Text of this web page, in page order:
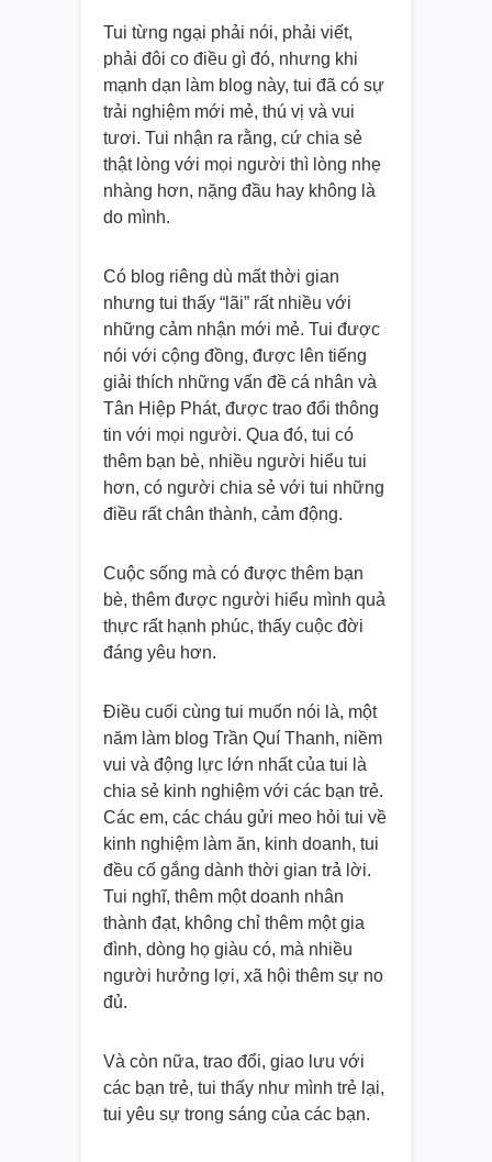
Tui từng ngại phải nói, phải viết,
phải đôi co điều gì đó, nhưng khi
mạnh dạn làm blog này, tui đã có sự
trải nghiệm mới mẻ, thú vị và vui
tươi. Tui nhận ra rằng, cứ chia sẻ
thật lòng với mọi người thì lòng nhẹ
nhàng hơn, nặng đầu hay không là
do mình.
Có blog riêng dù mất thời gian
nhưng tui thấy “lãi” rất nhiều với
những cảm nhận mới mẻ. Tui được
nói với cộng đồng, được lên tiếng
giải thích những vấn đề cá nhân và
Tân Hiệp Phát, được trao đổi thông
tin với mọi người. Qua đó, tui có
thêm bạn bè, nhiều người hiểu tui
hơn, có người chia sẻ với tui những
điều rất chân thành, cảm động.
Cuộc sống mà có được thêm bạn
bè, thêm được người hiểu mình quả
thực rất hạnh phúc, thấy cuộc đời
đáng yêu hơn.
Điều cuối cùng tui muốn nói là, một
năm làm blog Trần Quí Thanh, niềm
vui và động lực lớn nhất của tui là
chia sẻ kinh nghiệm với các bạn trẻ.
Các em, các cháu gửi meo hỏi tui về
kinh nghiệm làm ăn, kinh doanh, tui
đều cố gắng dành thời gian trả lời.
Tui nghĩ, thêm một doanh nhân
thành đạt, không chỉ thêm một gia
đình, dòng họ giàu có, mà nhiều
người hưởng lợi, xã hội thêm sự no
đủ.
Và còn nữa, trao đổi, giao lưu với
các bạn trẻ, tui thấy như mình trẻ lại,
tui yêu sự trong sáng của các bạn.